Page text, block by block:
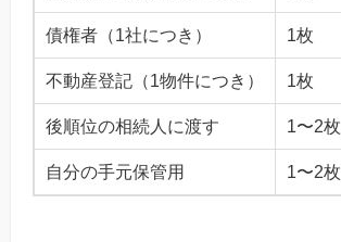
債権者（1社につき） 1枚
不動産登記（1物件につき） 1枚
後順位の相続人に渡す 1〜2枚
自分の手元保管用 1〜2枚